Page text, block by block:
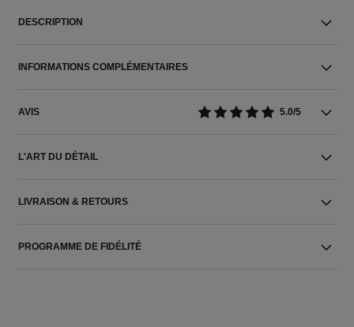
DESCRIPTION
INFORMATIONS COMPLÉMENTAIRES
AVIS 5.0/5
L'ART DU DÉTAIL
LIVRAISON & RETOURS
PROGRAMME DE FIDÉLITÉ